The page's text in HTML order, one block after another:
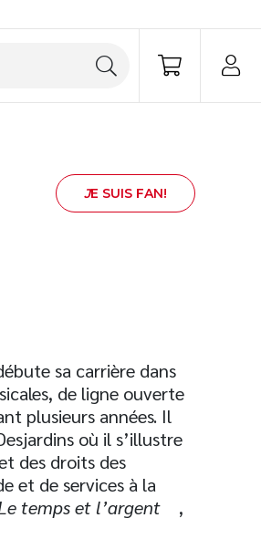
JE SUIS FAN!
sa carrière dans
de ligne ouverte
plusieurs années. Il
où il s’illustre
des droits des
et de services à la
temps et l’argent
,